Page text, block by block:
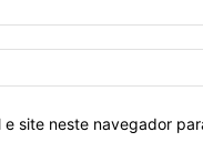
e site neste navegador